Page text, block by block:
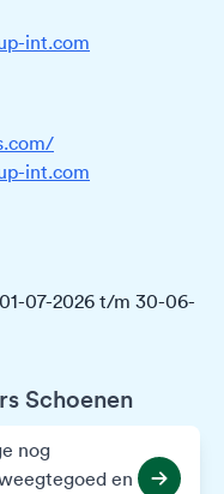
int.com
int.com
07-2026 t/m 30-06-
Schoenen
nog
en